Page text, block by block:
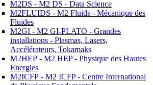
M2DS - M2 DS - Data Science
M2FLUIDS - M2 Fluids - Mécanique des
Fluides
M2GI - M2 GI-PLATO - Grandes
installations - Plasmas, Lasers,
Accélérateurs, Tokamaks
M2HEP - M2 HEP - Physique des Hautes
Energies
M2ICFP - M2 ICFP - Centre International